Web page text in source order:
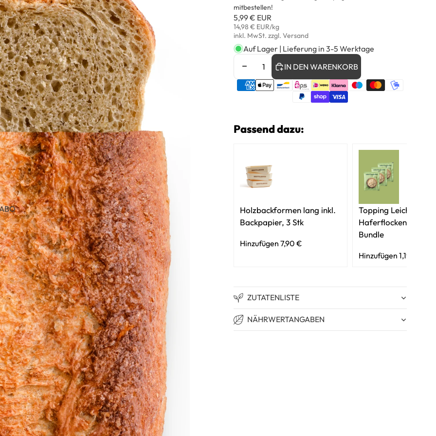
BILD
IM
VOLLBILDMODUS
ÖFFNEN
mitbestellen!
5,99 € EUR
Grundpreis
14,98 € EUR/kg
inkl. MwSt. zzgl. Versand
Auf Lager | Lieferung in 3-5 Werktage
MENGE
VERRINGERN
MENGE
IN DEN WARENKORB
Zahlungsmethoden
Passend dazu:
Holzbackformen lang inkl.
Backpapier, 3 Stk
Hinzufügen 7,90 €
Topping Leichter
Haferflockenmix 3er
Bundle
Hinzufügen 1,19 €
ZUTATENLISTE
NÄHRWERTANGABEN